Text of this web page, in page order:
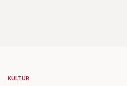
KULTUR